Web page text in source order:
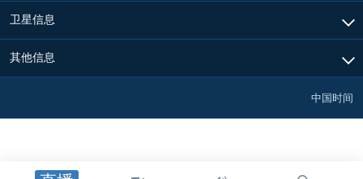
卫星信息
其他信息
中国时间